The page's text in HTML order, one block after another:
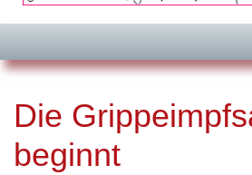
Die
beginnt